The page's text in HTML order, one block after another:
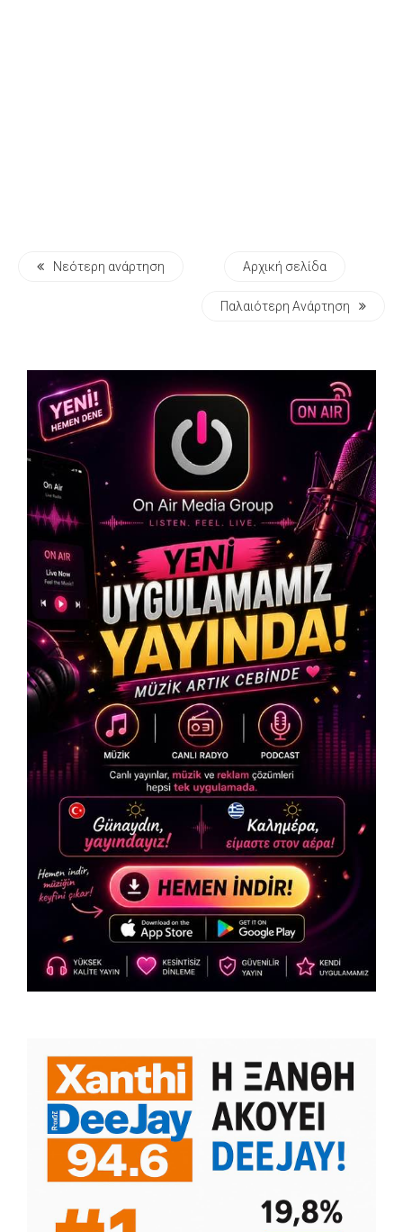
Νεότερη ανάρτηση Αρχική σελίδα
Παλαιότερη Ανάρτηση